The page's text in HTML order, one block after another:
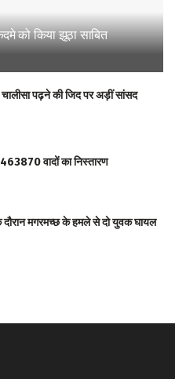
को किया झूठा साबित
चालीसा पढ़ने की जिद पर अड़ीं सांसद
वादों का निस्तारण
दौरान मगरमच्छ के हमले से दो युवक घायल